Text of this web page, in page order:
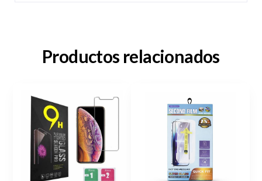
Productos relacionados